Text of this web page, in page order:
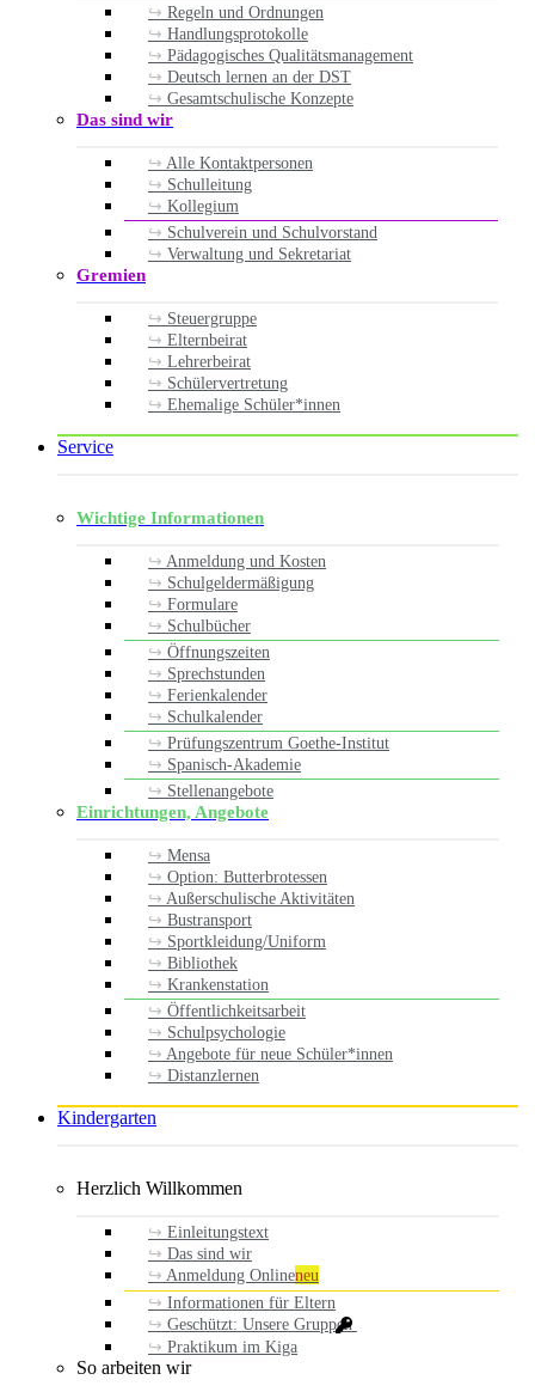
Regeln und Ordnungen
Handlungsprotokolle
Pädagogisches Qualitätsmanagement
Deutsch lernen an der DST
Gesamtschulische Konzepte
Das sind wir
Alle Kontaktpersonen
Schulleitung
Kollegium
Schulverein und Schulvorstand
Verwaltung und Sekretariat
Gremien
Steuergruppe
Elternbeirat
Lehrerbeirat
Schülervertretung
Ehemalige Schüler*innen
Service
Wichtige Informationen
Anmeldung und Kosten
Schulgeldermäßigung
Formulare
Schulbücher
Öffnungszeiten
Sprechstunden
Ferienkalender
Schulkalender
Prüfungszentrum Goethe-Institut
Spanisch-Akademie
Stellenangebote
Einrichtungen, Angebote
Mensa
Option: Butterbrotessen
Außerschulische Aktivitäten
Bustransport
Sportkleidung/Uniform
Bibliothek
Krankenstation
Öffentlichkeitsarbeit
Schulpsychologie
Angebote für neue Schüler*innen
Distanzlernen
Kindergarten
Herzlich Willkommen
Einleitungstext
Das sind wir
Anmeldung Onlineneu
Informationen für Eltern
Geschützt: Unsere Gruppen
Praktikum im Kiga
So arbeiten wir